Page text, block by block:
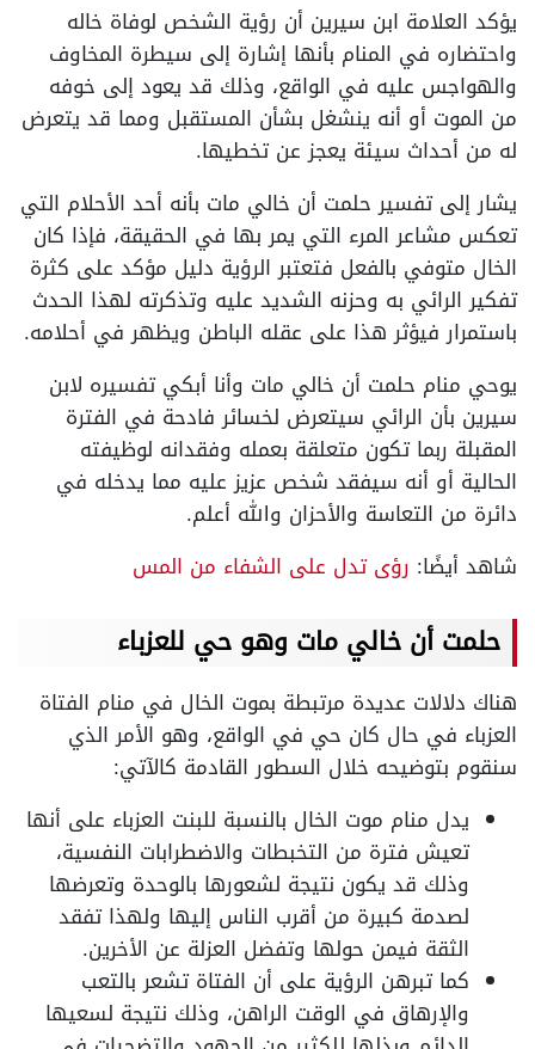
يؤكد العلامة ابن سيرين أن رؤية الشخص لوفاة خاله
واحتضاره في المنام بأنها إشارة إلى سيطرة المخاوف
والهواجس عليه في الواقع، وذلك قد يعود إلى خوفه
من الموت أو أنه ينشغل بشأن المستقبل ومما قد يتعرض
له من أحداث سيئة يعجز عن تخطيها.
يشار إلى تفسير حلمت أن خالي مات بأنه أحد الأحلام التي
تعكس مشاعر المرء التي يمر بها في الحقيقة، فإذا كان
الخال متوفي بالفعل فتعتبر الرؤية دليل مؤكد على كثرة
تفكير الرائي به وحزنه الشديد عليه وتذكرته لهذا الحدث
باستمرار فيؤثر هذا على عقله الباطن ويظهر في أحلامه.
يوحي منام حلمت أن خالي مات وأنا أبكي تفسيره لابن
سيرين بأن الرائي سيتعرض لخسائر فادحة في الفترة
المقبلة ربما تكون متعلقة بعمله وفقدانه لوظيفته
الحالية أو أنه سيفقد شخص عزيز عليه مما يدخله في
دائرة من التعاسة والأحزان والله أعلم.
شاهد أيضًا: رؤى تدل على الشفاء من المس
حلمت أن خالي مات وهو حي للعزباء
هناك دلالات عديدة مرتبطة بموت الخال في منام الفتاة
العزباء في حال كان حي في الواقع، وهو الأمر الذي
سنقوم بتوضيحه خلال السطور القادمة كالآتي:
يدل منام موت الخال بالنسبة للبنت العزباء على أنها
تعيش فترة من التخبطات والاضطرابات النفسية،
وذلك قد يكون نتيجة لشعورها بالوحدة وتعرضها
لصدمة كبيرة من أقرب الناس إليها ولهذا تفقد
الثقة فيمن حولها وتفضل العزلة عن الأخرين.
كما تبرهن الرؤية على أن الفتاة تشعر بالتعب
والإرهاق في الوقت الراهن، وذلك نتيجة لسعيها